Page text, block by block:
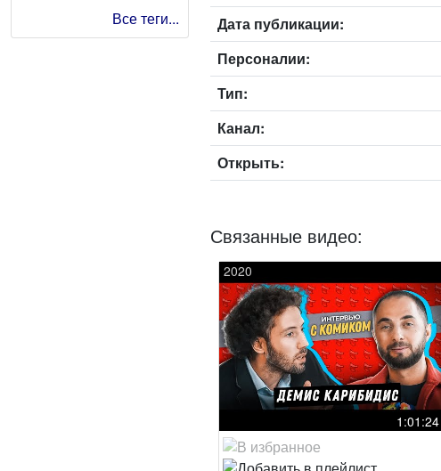
Все теги...
Дата публикации:
Персоналии:
Тип:
Канал:
Открыть:
Связанные видео:
2020
1:01:24